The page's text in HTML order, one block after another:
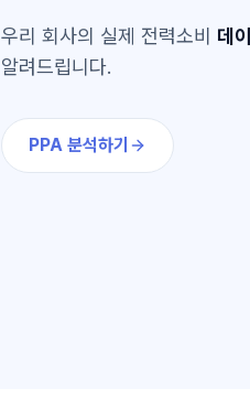
우리 회사의 실제 전력소비 데
알려드립니다.
PPA 분석하기